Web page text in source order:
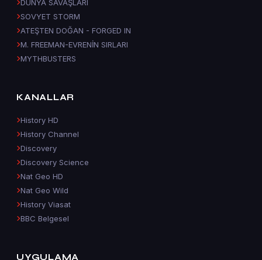
DÜNYA SAVAŞLARI
SOVYET STORM
ATEŞTEN DOĞAN - FORGED IN
M. FREEMAN-EVRENİN SIRLARI
MYTHBUSTERS
KANALLAR
History HD
History Channel
Discovery
Discovery Science
Nat Geo HD
Nat Geo Wild
History Viasat
BBC Belgesel
UYGULAMA